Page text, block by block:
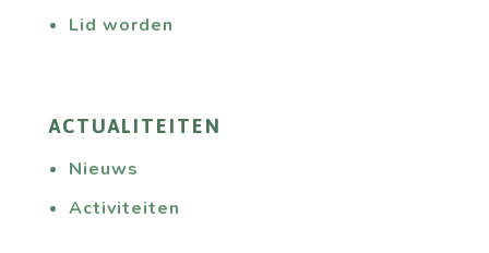
Lid worden
ACTUALITEITEN
Nieuws
Activiteiten